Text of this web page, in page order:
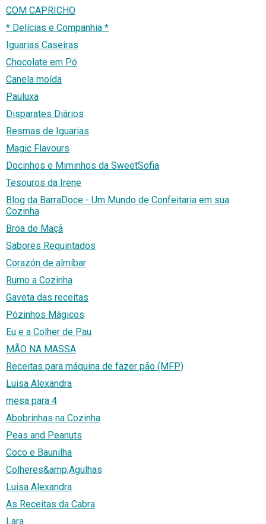
COM CAPRICHO
* Delícias e Companhia *
Iguarias Caseiras
Chocolate em Pó
Canela moída
Pauluxa
Disparates Diários
Resmas de Iguarias
Magic Flavours
Docinhos e Miminhos da SweetSofia
Tesouros da Irene
Blog da BarraDoce - Um Mundo de Confeitaria em sua
Cozinha
Broa de Maçã
Sabores Requintados
Corazón de almíbar
Rumo a Cozinha
Gaveta das receitas
Pózinhos Mágicos
Eu e a Colher de Pau
MÃO NA MASSA
Receitas para máquina de fazer pão (MFP)
Luisa Alexandra
mesa para 4
Abobrinhas na Cozinha
Peas and Peanuts
Coco e Baunilha
Colheres&amp;Agulhas
Luisa Alexandra
As Receitas da Cabra
Lara